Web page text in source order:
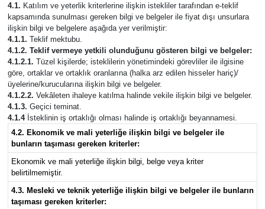
4.1. Katılım ve yeterlik kriterlerine ilişkin istekliler tarafından e-teklif
kapsamında sunulması gereken bilgi ve belgeler ile fiyat dışı unsurlara
ilişkin bilgi ve belgelere aşağıda yer verilmiştir:
4.1.1. Teklif mektubu.
4.1.2. Teklif vermeye yetkili olunduğunu gösteren bilgi ve belgeler:
4.1.2.1. Tüzel kişilerde; isteklilerin yönetimindeki görevliler ile ilgisine
göre, ortaklar ve ortaklık oranlarına (halka arz edilen hisseler hariç)/
üyelerine/kurucularına ilişkin bilgi ve belgeler.
4.1.2.2. Vekâleten ihaleye katılma halinde vekile ilişkin bilgi ve belgeler.
4.1.3. Geçici teminat.
4.1.4İsteklinin iş ortaklığı olması halinde iş ortaklığı beyannamesi.
4.2. Ekonomik ve mali yeterliğe ilişkin bilgi ve belgeler ile
bunların taşıması gereken kriterler:
Ekonomik ve mali yeterliğe ilişkin bilgi, belge veya kriter
belirtilmemiştir.
4.3. Mesleki ve teknik yeterliğe ilişkin bilgi ve belgeler ile bunların
taşıması gereken kriterler: